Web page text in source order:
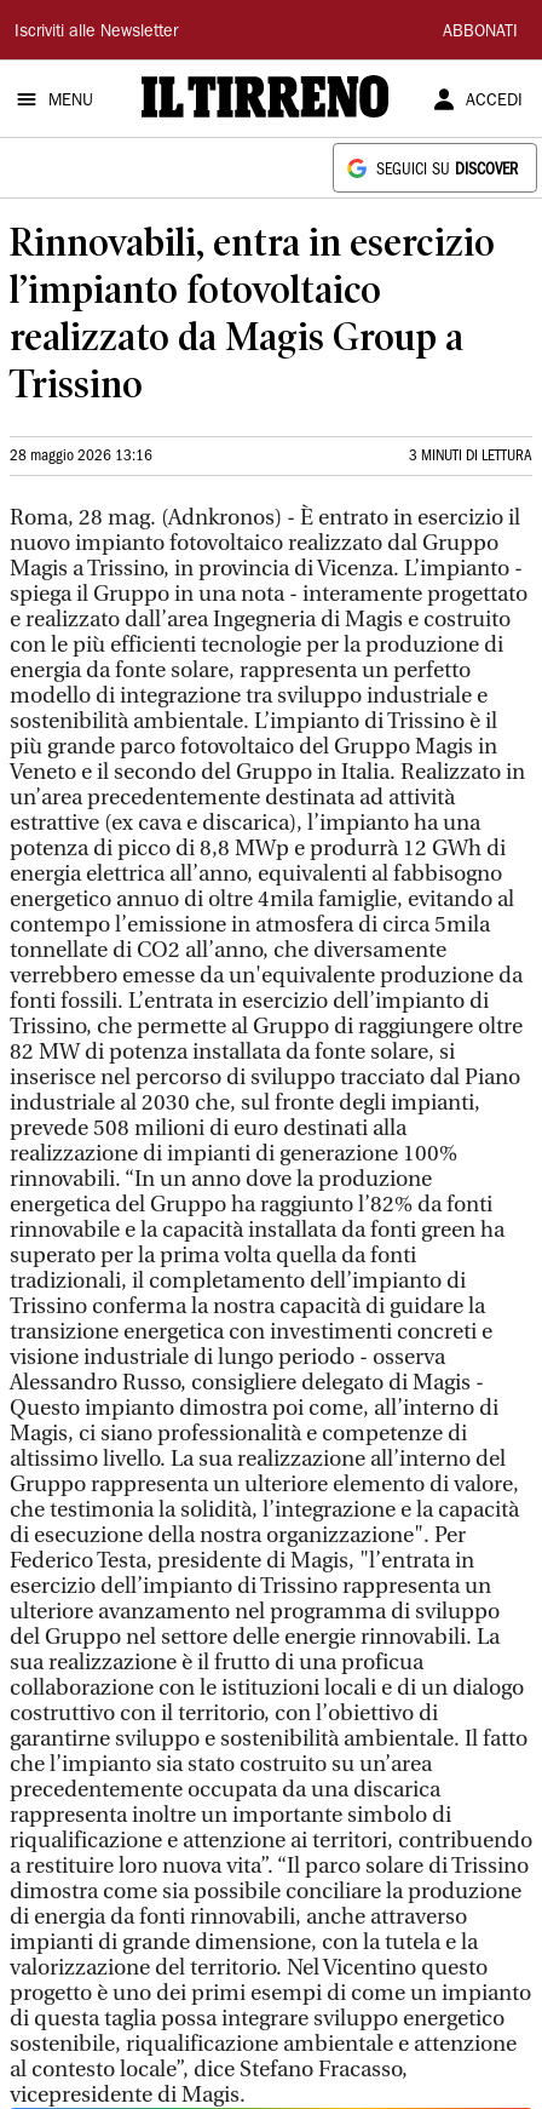
Il
Tirreno
Iscriviti alle Newsletter ABBONATI
MENU ACCEDI
SEGUICI SU DISCOVER
Rinnovabili, entra in esercizio
l’impianto fotovoltaico
realizzato da Magis Group a
Trissino
28 maggio 2026 13:16 3 MINUTI DI LETTURA
Roma, 28 mag. (Adnkronos) - È entrato in esercizio il
nuovo impianto fotovoltaico realizzato dal Gruppo
Magis a Trissino, in provincia di Vicenza. L’impianto -
spiega il Gruppo in una nota - interamente progettato
e realizzato dall’area Ingegneria di Magis e costruito
con le più efficienti tecnologie per la produzione di
energia da fonte solare, rappresenta un perfetto
modello di integrazione tra sviluppo industriale e
sostenibilità ambientale. L’impianto di Trissino è il
più grande parco fotovoltaico del Gruppo Magis in
Veneto e il secondo del Gruppo in Italia. Realizzato in
un’area precedentemente destinata ad attività
estrattive (ex cava e discarica), l’impianto ha una
potenza di picco di 8,8 MWp e produrrà 12 GWh di
energia elettrica all’anno, equivalenti al fabbisogno
energetico annuo di oltre 4mila famiglie, evitando al
contempo l’emissione in atmosfera di circa 5mila
tonnellate di CO2 all’anno, che diversamente
verrebbero emesse da un'equivalente produzione da
fonti fossili. L’entrata in esercizio dell’impianto di
Trissino, che permette al Gruppo di raggiungere oltre
82 MW di potenza installata da fonte solare, si
inserisce nel percorso di sviluppo tracciato dal Piano
industriale al 2030 che, sul fronte degli impianti,
prevede 508 milioni di euro destinati alla
realizzazione di impianti di generazione 100%
rinnovabili. “In un anno dove la produzione
energetica del Gruppo ha raggiunto l’82% da fonti
rinnovabile e la capacità installata da fonti green ha
superato per la prima volta quella da fonti
tradizionali, il completamento dell’impianto di
Trissino conferma la nostra capacità di guidare la
transizione energetica con investimenti concreti e
visione industriale di lungo periodo - osserva
Alessandro Russo, consigliere delegato di Magis -
Questo impianto dimostra poi come, all’interno di
Magis, ci siano professionalità e competenze di
altissimo livello. La sua realizzazione all’interno del
Gruppo rappresenta un ulteriore elemento di valore,
che testimonia la solidità, l’integrazione e la capacità
di esecuzione della nostra organizzazione". Per
Federico Testa, presidente di Magis, "l’entrata in
esercizio dell’impianto di Trissino rappresenta un
ulteriore avanzamento nel programma di sviluppo
del Gruppo nel settore delle energie rinnovabili. La
sua realizzazione è il frutto di una proficua
collaborazione con le istituzioni locali e di un dialogo
costruttivo con il territorio, con l’obiettivo di
garantirne sviluppo e sostenibilità ambientale. Il fatto
che l’impianto sia stato costruito su un’area
precedentemente occupata da una discarica
rappresenta inoltre un importante simbolo di
riqualificazione e attenzione ai territori, contribuendo
a restituire loro nuova vita”. “Il parco solare di Trissino
dimostra come sia possibile conciliare la produzione
di energia da fonti rinnovabili, anche attraverso
impianti di grande dimensione, con la tutela e la
valorizzazione del territorio. Nel Vicentino questo
progetto è uno dei primi esempi di come un impianto
di questa taglia possa integrare sviluppo energetico
sostenibile, riqualificazione ambientale e attenzione
al contesto locale”, dice Stefano Fracasso,
vicepresidente di Magis.